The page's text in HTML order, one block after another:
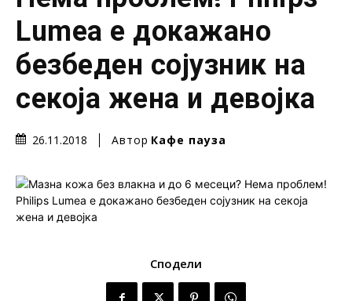
Lumea е докажано
безбеден сојузник на
секоја жена и девојка
26.11.2018 Автор Кафе пауза
Сподели